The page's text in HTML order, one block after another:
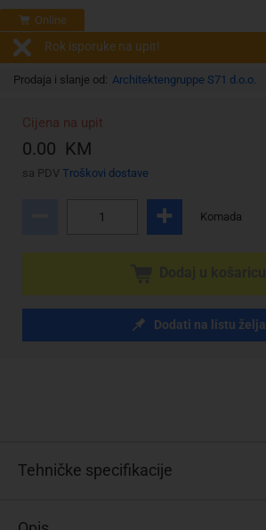
Online
Rok isporuke na upit!
Prodaja i slanje od: Architektengruppe S71 d.o.o.
Cijena na upit
0.00 KM
sa PDV Troškovi dostave
Komada
Dodati na listu želja
Tehničke specifikacije